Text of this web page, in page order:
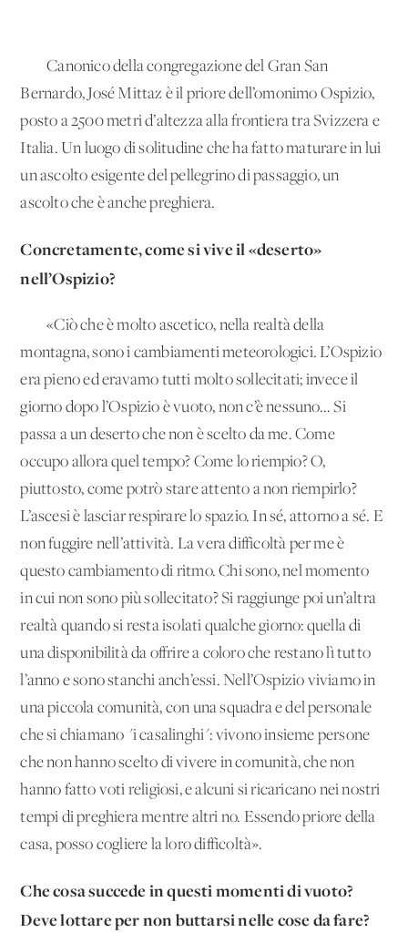
Canonico della congregazione del Gran San
Bernardo, José Mittaz è il priore dell’omonimo Ospizio,
posto a 2500 metri d’altezza alla frontiera tra Svizzera e
Italia. Un luogo di solitudine che ha fatto maturare in lui
un ascolto esigente del pellegrino di passaggio, un
ascolto che è anche preghiera.
Concretamente, come si vive il «deserto»
nell’Ospizio?
«Ciò che è molto ascetico, nella realtà della
montagna, sono i cambiamenti meteorologici. L’Ospizio
era pieno ed eravamo tutti molto sollecitati; invece il
giorno dopo l’Ospizio è vuoto, non c’è nessuno... Si
passa a un deserto che non è scelto da me. Come
occupo allora quel tempo? Come lo riempio? O,
piuttosto, come potrò stare attento a non riempirlo?
L’ascesi è lasciar respirare lo spazio. In sé, attorno a sé. E
non fuggire nell’attività. La vera difficoltà per me è
questo cambiamento di ritmo. Chi sono, nel momento
in cui non sono più sollecitato? Si raggiunge poi un’altra
realtà quando si resta isolati qualche giorno: quella di
una disponibilità da offrire a coloro che restano lì tutto
l’anno e sono stanchi anch’essi. Nell’Ospizio viviamo in
una piccola comunità, con una squadra e del personale
che si chiamano "i casalinghi": vivono insieme persone
che non hanno scelto di vivere in comunità, che non
hanno fatto voti religiosi, e alcuni si ricaricano nei nostri
tempi di preghiera mentre altri no. Essendo priore della
casa, posso cogliere la loro difficoltà».
Che cosa succede in questi momenti di vuoto?
Deve lottare per non buttarsi nelle cose da fare?